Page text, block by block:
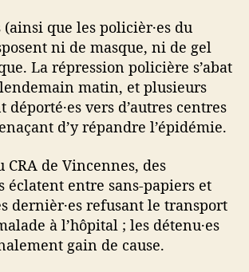
(ainsi que les policièr·es du
ni de masque, ni de gel
La répression policière s’abat
matin, et plusieurs
déporté·es vers d’autres centres
d’y répandre l’épidémie.
CRA de Vincennes, des
éclatent entre sans-papiers et
dernièr·es refusant le transport
à l’hôpital ; les détenu·es
gain de cause.